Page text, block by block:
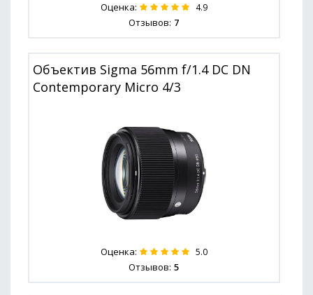
Оценка: 4.9
Отзывов: 7
Объектив Sigma 56mm f/1.4 DC DN
Contemporary Micro 4/3
Оценка: 5.0
Отзывов: 5